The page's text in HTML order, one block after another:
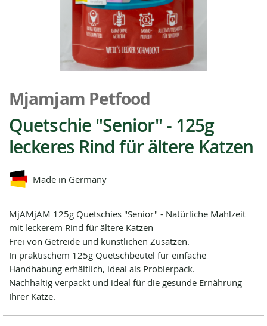
Anfang
der
Bildgalerie
springen
Mjamjam Petfood
Quetschie "Senior" - 125g
leckeres Rind für ältere Katzen
Made in Germany
MjAMjAM 125g Quetschies "Senior" - Natürliche Mahlzeit
mit leckerem Rind für ältere Katzen
Frei von Getreide und künstlichen Zusätzen.
In praktischem 125g Quetschbeutel für einfache
Handhabung erhältlich, ideal als Probierpack.
Nachhaltig verpackt und ideal für die gesunde Ernährung
Ihrer Katze.